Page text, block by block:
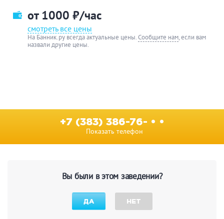
от 1000 ₽/час
смотреть все цены
На Банник.ру всегда актуальные цены.Сообщите нам, если вам
назвали другие цены.
+7 (383) 386-76- • •
Показать телефон
Вы были в этом заведении?
ДА НЕТ